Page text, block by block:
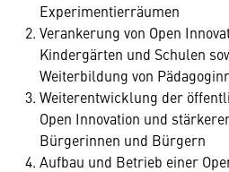
Experimentierräumen
Verankerung von Open
Kindergärten und Schulen
Weiterbildung von
Weiterentwicklung der
Open Innovation und
Bürgerinnen und Bürgern
Aufbau und Betrieb einer